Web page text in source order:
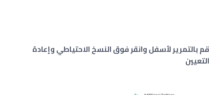
قم بالتمرير لأسفل وانقر فوق النسخ الاحتياطي وإعادة
التعيين